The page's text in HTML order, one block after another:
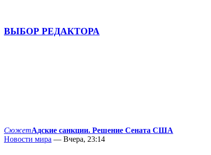
ВЫБОР РЕДАКТОРА
СюжетАдские санкции. Решение Сената США
Новости мира — Вчера, 23:14